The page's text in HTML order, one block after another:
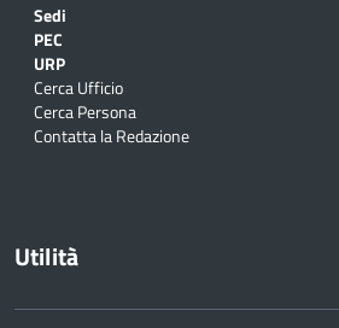
Sedi
PEC
URP
Cerca Ufficio
Cerca Persona
Contatta la Redazione
Utilità